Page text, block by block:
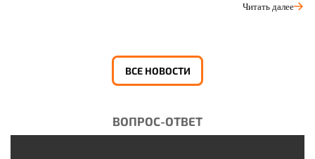
Читать далее
ВСЕ НОВОСТИ
ВОПРОС-ОТВЕТ